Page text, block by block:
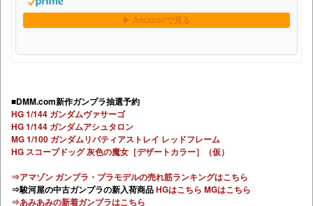
■DMM.com新作ガンプラ抽選予約
HG 1/144 ガンダムヴァサーゴ
HG 1/144 ガンダムアシュタロン
MG 1/100 ガンダムリバティアストレイ レッドフレーム
HG スコープドッグ 灰色の魔女［デザートカラー］（仮）
⇒アマゾン ガンプラ・プラモデルの売れ筋ランキングはこちら
⇒駿河屋の中古ガンプラの新入荷商品HGはこちら MGはこちら
⇒あみあみの新着ガンプラはこちら